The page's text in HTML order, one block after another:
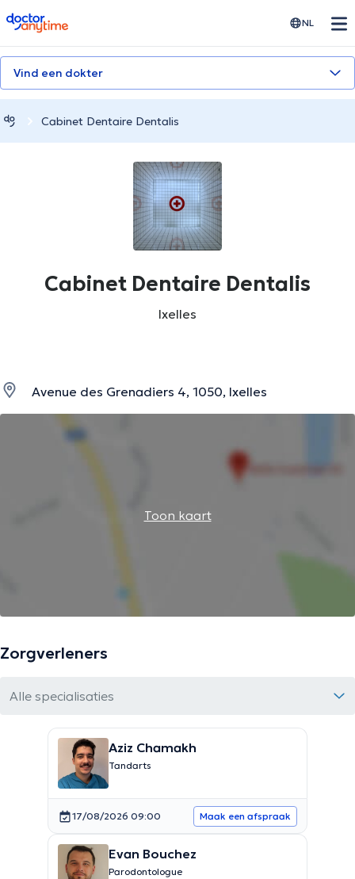
doctoranytime NL
Vind een dokter
Cabinet Dentaire Dentalis
Cabinet Dentaire Dentalis
Ixelles
Avenue des Grenadiers 4, 1050, Ixelles
Toon kaart
Zorgverleners
Alle specialisaties
Aziz Chamakh
Tandarts
17/08/2026 09:00 Maak een afspraak
Evan Bouchez
Parodontologue